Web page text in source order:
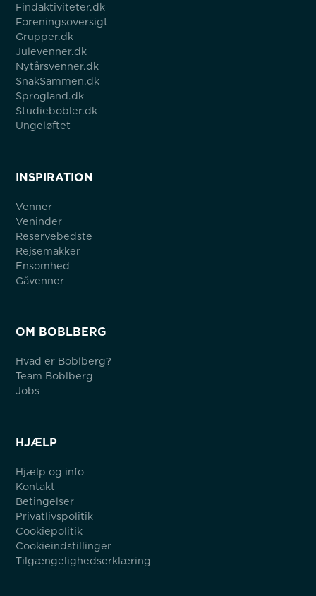
Findaktiviteter.dk
Foreningsoversigt
Grupper.dk
Julevenner.dk
Nytårsvenner.dk
SnakSammen.dk
Sprogland.dk
Studiebobler.dk
Ungeløftet
INSPIRATION
Venner
Veninder
Reservebedste
Rejsemakker
Ensomhed
Gåvenner
OM BOBLBERG
Hvad er Boblberg?
Team Boblberg
Jobs
HJÆLP
Hjælp og info
Kontakt
Betingelser
Privatlivspolitik
Cookiepolitik
Cookieindstillinger
Tilgængelighedserklæring